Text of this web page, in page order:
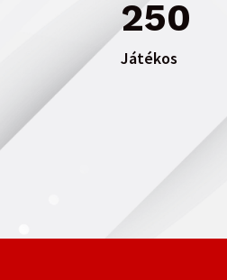
250
Játékos